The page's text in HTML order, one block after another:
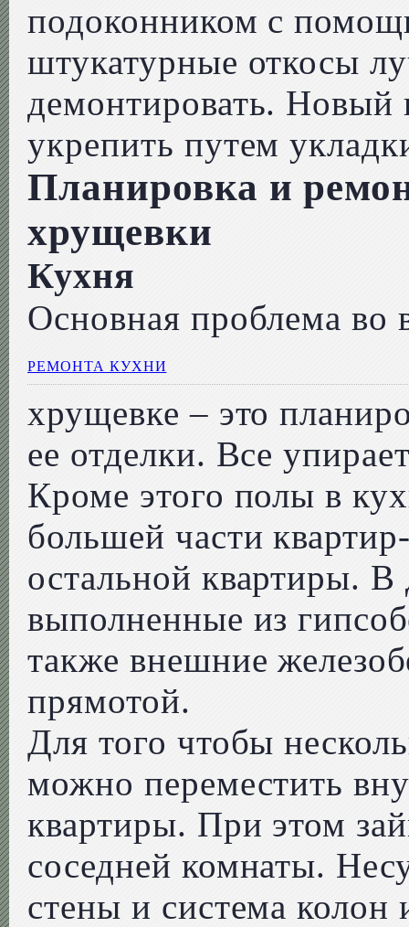
подоконником с
штукатурные откосы
демонтировать. Новый
укрепить путем
Планировка и
хрущевки
Кухня
Основная проблема во
РЕМОНТА КУХНИ
хрущевке – это
ее отделки. Все
Кроме этого полы в
большей части
остальной квартиры.
выполненные из
также внешние
прямотой.
Для того чтобы
можно переместить
квартиры. При этом
соседней комнаты.
стены и система колон